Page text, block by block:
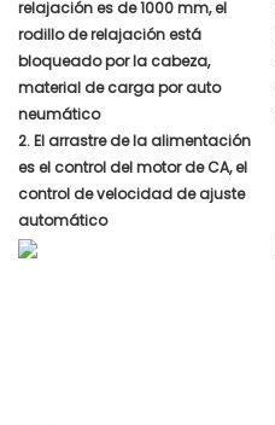
relajación es de 1000 mm, el
rodillo de relajación está
bloqueado por la cabeza,
material de carga por auto
neumático
2. El arrastre de la alimentación
es el control del motor de CA, el
control de velocidad de ajuste
automático